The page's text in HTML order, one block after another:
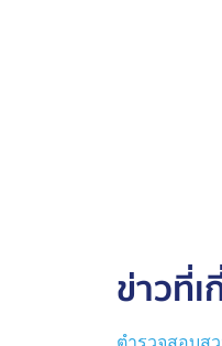
ข่าวที่
ตำรวจสอบส